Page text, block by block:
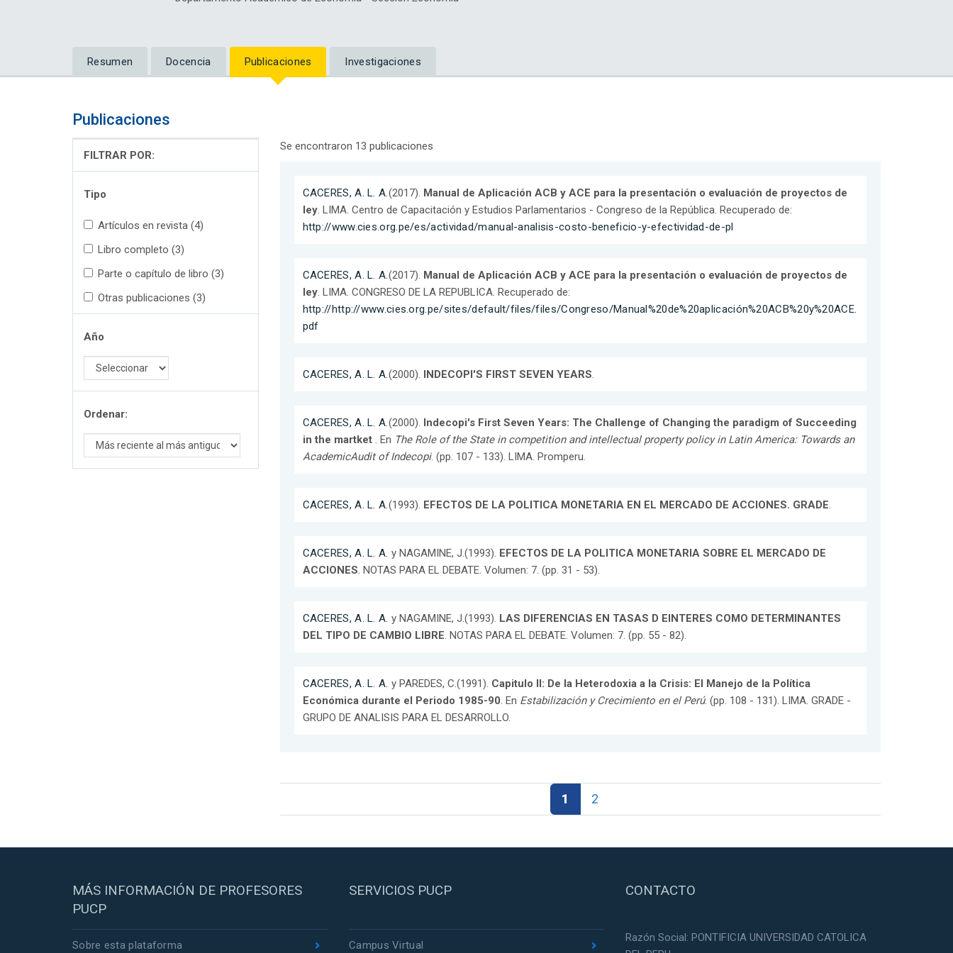
Resumen Docencia Publicaciones Investigaciones
Publicaciones
FILTRAR POR:
Tipo
Artículos en revista (4)
Libro completo (3)
Parte o capítulo de libro (3)
Otras publicaciones (3)
Año
Ordenar:
Se encontraron 13 publicaciones
CACERES, A. L. A.(2017). Manual de Aplicación ACB y ACE para la presentación o evaluación de proyectos de
ley. LIMA. Centro de Capacitación y Estudios Parlamentarios - Congreso de la República. Recuperado de:
http://www.cies.org.pe/es/actividad/manual-analisis-costo-beneficio-y-efectividad-de-pl
CACERES, A. L. A.(2017). Manual de Aplicación ACB y ACE para la presentación o evaluación de proyectos de
ley. LIMA. CONGRESO DE LA REPUBLICA. Recuperado de:
http://http://www.cies.org.pe/sites/default/files/files/Congreso/Manual%20de%20aplicación%20ACB%20y%20ACE.
pdf
CACERES, A. L. A.(2000). INDECOPI'S FIRST SEVEN YEARS.
CACERES, A. L. A.(2000). Indecopi's First Seven Years: The Challenge of Changing the paradigm of Succeeding
in the martket . En The Role of the State in competition and intellectual property policy in Latin America: Towards an
AcademicAudit of Indecopi. (pp. 107 - 133). LIMA. Promperu.
CACERES, A. L. A.(1993). EFECTOS DE LA POLITICA MONETARIA EN EL MERCADO DE ACCIONES. GRADE.
CACERES, A. L. A. y NAGAMINE, J.(1993). EFECTOS DE LA POLITICA MONETARIA SOBRE EL MERCADO DE
ACCIONES. NOTAS PARA EL DEBATE. Volumen: 7. (pp. 31 - 53).
CACERES, A. L. A. y NAGAMINE, J.(1993). LAS DIFERENCIAS EN TASAS D EINTERES COMO DETERMINANTES
DEL TIPO DE CAMBIO LIBRE. NOTAS PARA EL DEBATE. Volumen: 7. (pp. 55 - 82).
CACERES, A. L. A. y PAREDES, C.(1991). Capitulo II: De la Heterodoxia a la Crisis: El Manejo de la Política
Económica durante el Periodo 1985-90. En Estabilización y Crecimiento en el Perú. (pp. 108 - 131). LIMA. GRADE -
GRUPO DE ANALISIS PARA EL DESARROLLO.
1 2
MÁS INFORMACIÓN DE PROFESORES
PUCP
Sobre esta plataforma
SERVICIOS PUCP
Campus Virtual
CONTACTO
Razón Social: PONTIFICIA UNIVERSIDAD CATOLICA